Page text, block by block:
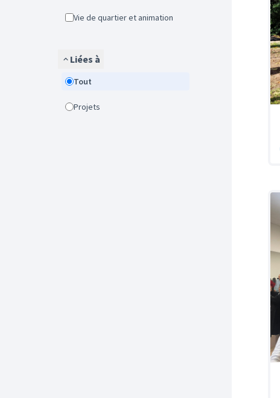
Vie de quartier et animation
Liées à
Tout
Projets